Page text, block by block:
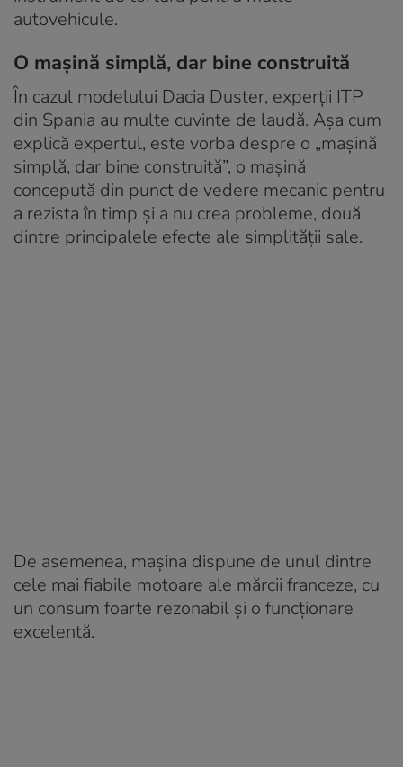
autovehicule.
O mașină simplă, dar bine construită
În cazul modelului Dacia Duster, experții ITP
din Spania au multe cuvinte de laudă. Așa cum
explică expertul, este vorba despre o „mașină
simplă, dar bine construită”, o mașină
concepută din punct de vedere mecanic pentru
a rezista în timp și a nu crea probleme, două
dintre principalele efecte ale simplității sale.
De asemenea, mașina dispune de unul dintre
cele mai fiabile motoare ale mărcii franceze, cu
un consum foarte rezonabil și o funcționare
excelentă.